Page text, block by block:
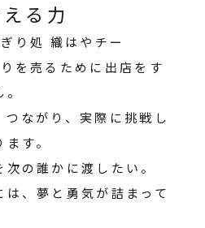
る力
り処 織はやチー
を売るために出店をす
つながり、実際に挑戦し
す。
の誰かに渡したい。
、夢と勇気が詰まって